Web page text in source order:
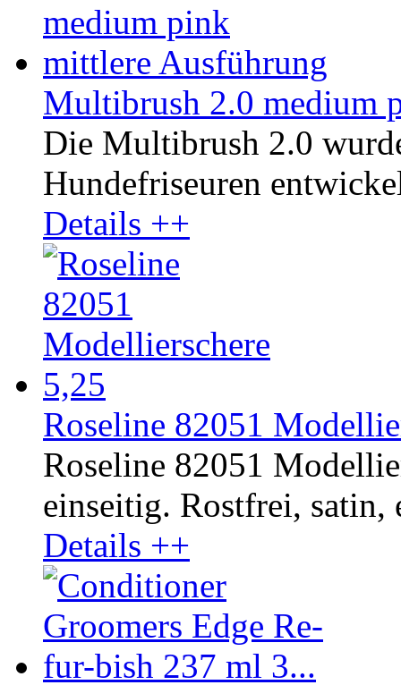
Multibrush 2.0 medium
Die Multibrush 2.0
Hundefriseuren
Details ++
Roseline 82051
Roseline 82051
einseitig. Rostfrei,
Details ++